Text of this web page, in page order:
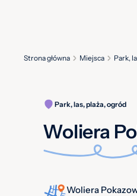
Park,
Miejsca
Strona główna
Park, las, plaża, ogród
Woliera
Woliera